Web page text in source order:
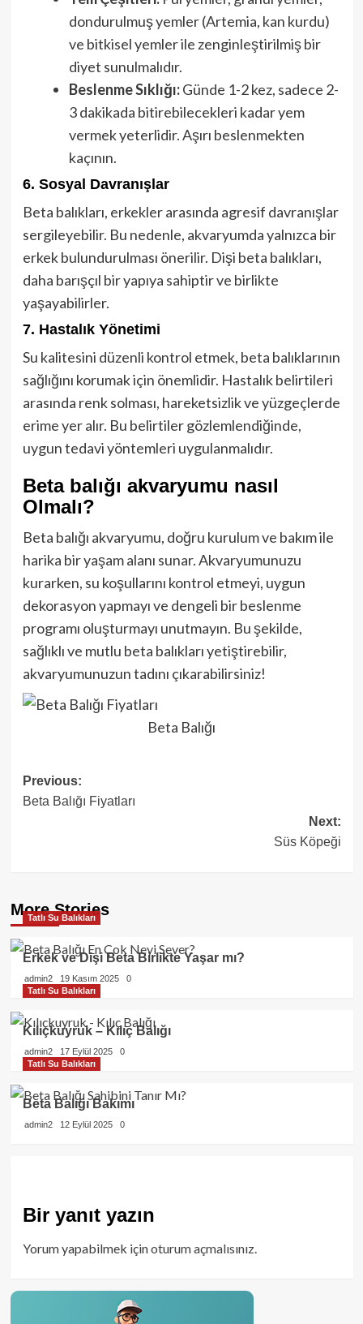
dondurulmuş yemler (Artemia, kan kurdu)
ve bitkisel yemler ile zenginleştirilmiş bir
diyet sunulmalıdır.
Beslenme Sıklığı:Günde 1-2 kez, sadece 2-
3 dakikada bitirebilecekleri kadar yem
vermek yeterlidir. Aşırı beslenmekten
kaçının.
6. Sosyal Davranışlar
Beta balıkları, erkekler arasında agresif davranışlar
sergileyebilir. Bu nedenle, akvaryumda yalnızca bir
erkek bulundurulması önerilir. Dişi beta balıkları,
daha barışçıl bir yapıya sahiptir ve birlikte
yaşayabilirler.
7. Hastalık Yönetimi
Su kalitesini düzenli kontrol etmek, beta balıklarının
sağlığını korumak için önemlidir. Hastalık belirtileri
arasında renk solması, hareketsizlik ve yüzgeçlerde
erime yer alır. Bu belirtiler gözlemlendiğinde,
uygun tedavi yöntemleri uygulanmalıdır.
Beta balığı akvaryumu nasıl
Olmalı?
Beta balığı akvaryumu, doğru kurulum ve bakım ile
harika bir yaşam alanı sunar. Akvaryumunuzu
kurarken, su koşullarını kontrol etmeyi, uygun
dekorasyon yapmayı ve dengeli bir beslenme
programı oluşturmayı unutmayın. Bu şekilde,
sağlıklı ve mutlu beta balıkları yetiştirebilir,
akvaryumunuzun tadını çıkarabilirsiniz!
Beta Balığı
Post
navigation
Previous:
Beta Balığı Fiyatları
Next:
Süs Köpeği
More Stories
Tatlı Su Balıkları
Erkek ve Dişi Beta Birlikte Yaşar mı?
admin2 19 Kasım 2025
0
Tatlı Su Balıkları
Kılıçkuyruk – Kılıç Balığı
admin2 17 Eylül 2025
0
Tatlı Su Balıkları
Beta Balığı Bakımı
admin2 12 Eylül 2025 0
Bir yanıt yazın
Yorum yapabilmek içinoturum açmalısınız.